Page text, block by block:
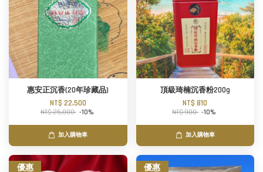
惠安正沉香(20年珍藏品)
NT$ 22,500
NT$ 25,000 -10%
加入購物車
頂級琦楠沉香粉200g
NT$ 810
NT$ 900 -10%
加入購物車
優惠 優惠